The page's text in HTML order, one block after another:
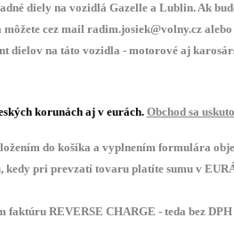
diely na vozidlá Gazelle a Lublin.Ak
môžete cez mail radim.josiek@volny.cz alebo
dielov na táto vozidla - motorové aj
korunách aj v eurách. Obchod sa
do košíka a vyplnením formulára
, kedy pri prevzatí tovaru platíte sumu v
faktúru REVERSE CHARGE - teda bez DPH